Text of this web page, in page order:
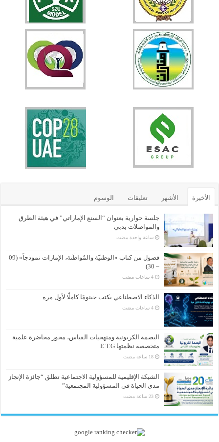
الأخيرة الأشهر تعليقات الوسوم
جلسة حوارية بعنوان “السنع الإماراتي” في هيئة الطرق
والمواصلات بدبي
‏ساعة واحدة مضت
فصول من كتاب «الوطنيّة والمُواطَنة، الإمارات نموذجاً» (09
– 30)
الذكاء الاصطناعي يكتب جينومًا كاملًا لأول مرة
البصمة الكربونية ومنهجيات القياس، محور محاضرة علمية
متخصصة نظمتها E.T.G
الشبكة الإقليمية للمسؤولية الاجتماعية تطلق “جائزة الإنجاز
مدى الحياة في المسؤولية المجتمعية”